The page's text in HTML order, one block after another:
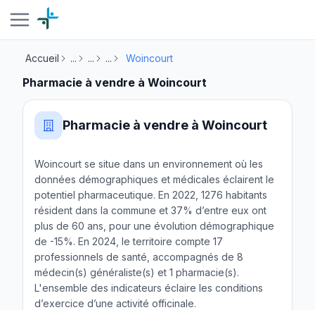
Accueil ... ... ... Woincourt
Pharmacie à vendre à Woincourt
Pharmacie à vendre à Woincourt
Woincourt se situe dans un environnement où les
données démographiques et médicales éclairent le
potentiel pharmaceutique. En 2022, 1276 habitants
résident dans la commune et 37% d’entre eux ont
plus de 60 ans, pour une évolution démographique
de -15%. En 2024, le territoire compte 17
professionnels de santé, accompagnés de 8
médecin(s) généraliste(s) et 1 pharmacie(s).
L'ensemble des indicateurs éclaire les conditions
d’exercice d’une activité officinale.